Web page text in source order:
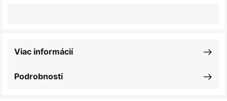
Podrobnosti
Viac informácií